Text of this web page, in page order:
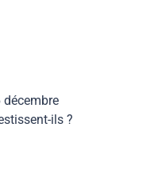
décembre
ils ?